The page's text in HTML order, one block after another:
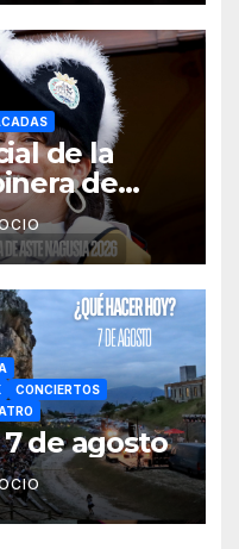
de la
de
CONCIERTOS
de agosto